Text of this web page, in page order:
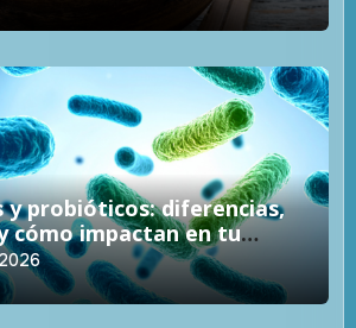
y probióticos: diferencias,
cómo impactan en tu